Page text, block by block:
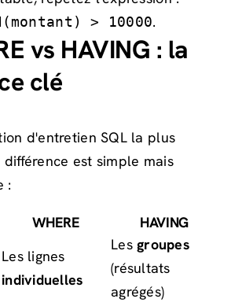
> 10000.
vs HAVING : la
clé
d'entretien SQL la plus
est simple mais
:
WHERE HAVING
Les lignes
individuelles
Lesgroupes
(résultats
agrégés)